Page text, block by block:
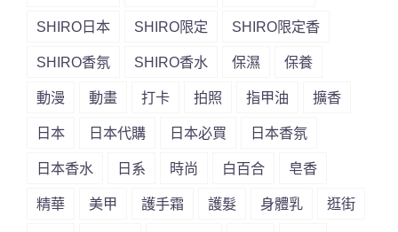
SHIRO日本 SHIRO限定 SHIRO限定香
SHIRO香氛 SHIRO香水 保濕 保養
動漫 動畫 打卡 拍照 指甲油 擴香
日本 日本代購 日本必買 日本香氛
日本香水 日系 時尚 白百合 皂香
精華 美甲 護手霜 護髮 身體乳 逛街